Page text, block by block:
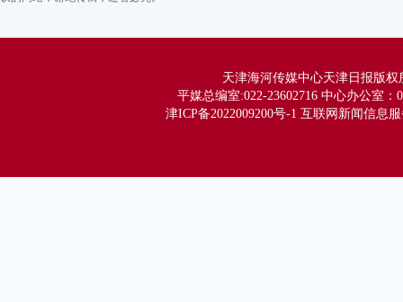
天津海河传媒中心天津日报版权
平媒总编室:022-23602716 中心办公室：
津ICP备2022009200号-1 互联网新闻信息